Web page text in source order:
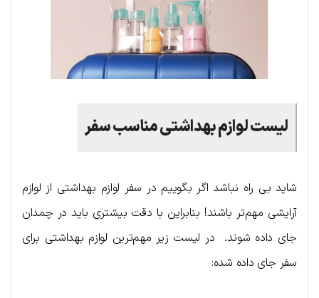
لیست لوازم بهداشتی مناسب سفر
شاید بی راه نباشد اگر بگوییم در سفر لوازم بهداشتی از لوازم
آرایشی مهم‌تر باشند! بنابراین با دقت بیشتری باید در چمدان
جای داده شوند. در لیست زیر مهم‌ترین لوازم بهداشتی برای
سفر جای داده شده: